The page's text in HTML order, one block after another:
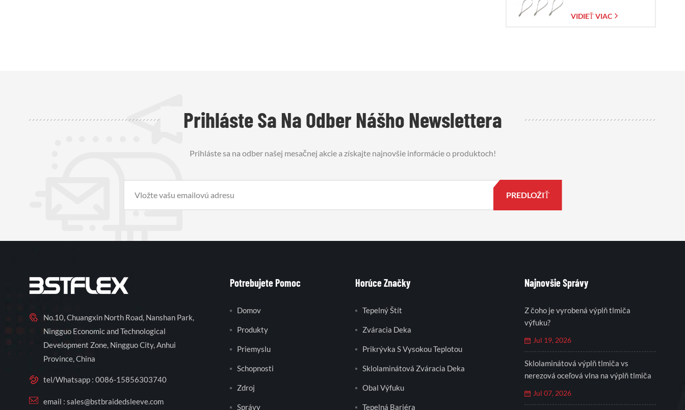
VIDIEŤ VIAC
Prihláste Sa Na Odber Nášho Newslettera
Prihláste sa na odber našej mesačnej akcie a získajte najnovšie informácie o produktoch!
No.10, Chuangxin North Road, Nanshan Park,
Ningguo Economic and Technological
Development Zone, Ningguo City, Anhui
Province, China
tel/Whatsapp : 0086-15856303740
email : sales@bstbraidedsleeve.com
Potrebujete Pomoc
Domov
Produkty
Priemyslu
Schopnosti
Zdroj
Správy
Horúce Značky
Tepelný Štít
Zváracia Deka
Prikrývka S Vysokou Teplotou
Sklolaminátová Zváracia Deka
Obal Výfuku
Tepelná Bariéra
Najnovšie Správy
Z čoho je vyrobená výplň tlmiča
výfuku?
Jul 19, 2026
Sklolaminátová výplň tlmiča vs
nerezová oceľová vlna na výplň tlmiča
Jul 07, 2026